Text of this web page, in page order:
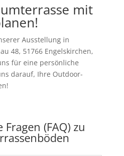
mit
Ausstellung in
48, 51766 Engelskirchen,
für eine persönliche
darauf, Ihre Outdoor-
(FAQ) zu